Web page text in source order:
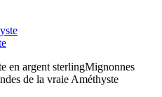
en argent sterlingMignonnes
de la vraie Améthyste